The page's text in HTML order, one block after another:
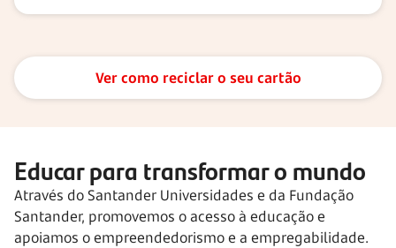
Ver como reciclar o seu cartão
Educar para transformar o mundo
Através do Santander Universidades e da Fundação
Santander, promovemos o acesso à educação e
apoiamos o empreendedorismo e a empregabilidade.